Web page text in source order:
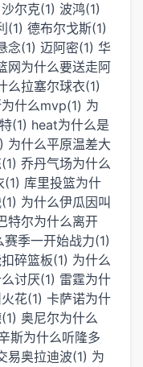
沙尔克(1) 波鸿(1)
(1) 德布尔戈斯(1)
念(1) 迈阿密(1) 华
网为什么要送走阿
么拉塞尔球衣(1)
什么mvp(1) 为
(1) heat为什么是
为什么平原温差大
乔丹气场为什么
(1) 库里投篮为什
为什么伊瓜因叫
特尔为什么离开
赛季一开始战力(1)
碎篮板(1) 为什么
讨厌(1) 雷霆为什
花(1) 卡萨诺为什
奥尼尔为什么
斯为什么听隆多
易奥拉迪波(1) 为